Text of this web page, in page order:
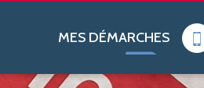
MES DÉMARCHES